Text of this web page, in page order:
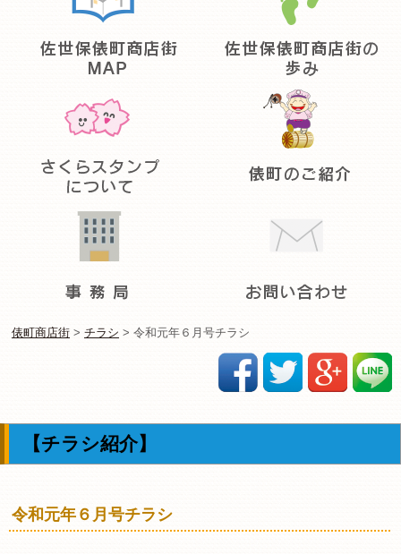
俵町商店街 > チラシ > 令和元年６月号チラシ
【チラシ紹介】
令和元年６月号チラシ